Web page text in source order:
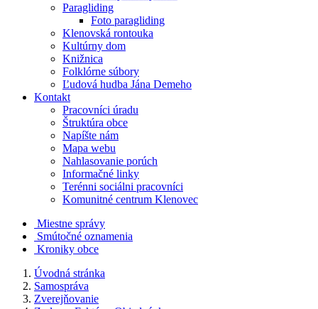
Paragliding
Foto paragliding
Klenovská rontouka
Kultúrny dom
Knižnica
Folklórne súbory
Ľudová hudba Jána Demeho
Kontakt
Pracovníci úradu
Štruktúra obce
Napíšte nám
Mapa webu
Nahlasovanie porúch
Informačné linky
Terénni sociálni pracovníci
Komunitné centrum Klenovec
Miestne správy
Smútočné oznamenia
Kroniky obce
Úvodná stránka
Samospráva
Zverejňovanie